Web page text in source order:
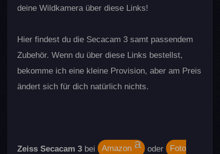
deine Wildkamera über diese Links!
Hier findest du die Secacam 3 samt passendem
Zubehör. Wenn du über diese Links bestellst,
bekomme ich eine kleine Provision, aber am Preis
ändert sich für dich natürlich nichts.
Zeiss Secacam 3 bei Amazon oder Foto